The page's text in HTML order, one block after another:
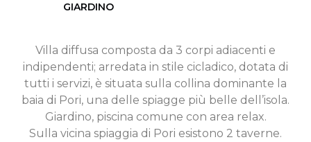
GIARDINO
Villa diffusa composta da 3 corpi adiacenti e
indipendenti; arredata in stile cicladico, dotata di
tutti i servizi, è situata sulla collina dominante la
baia di Pori, una delle spiagge più belle dell’isola.
Giardino, piscina comune con area relax.
Sulla vicina spiaggia di Pori esistono 2 taverne.